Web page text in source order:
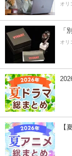
オリ
「
オリ
【